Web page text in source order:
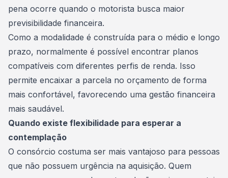
pena ocorre quando o motorista busca maior
previsibilidade financeira.
Como a modalidade é construída para o médio e longo
prazo, normalmente é possível encontrar planos
compatíveis com diferentes perfis de renda. Isso
permite encaixar a parcela no orçamento de forma
mais confortável, favorecendo uma gestão financeira
mais saudável.
Quando existe flexibilidade para esperar a
contemplação
O consórcio costuma ser mais vantajoso para pessoas
que não possuem urgência na aquisição. Quem